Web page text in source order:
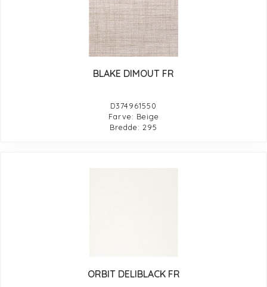
BLAKE DIMOUT FR
D374961550
Farve: Beige
Bredde: 295
ORBIT DELIBLACK FR